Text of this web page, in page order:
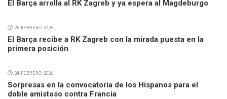
El Barça arrolla al RK Zagreb y ya espera al Magdeburgo
26 FEBRERO 2026
El Barça recibe a RK Zagreb con la mirada puesta en la
primera posición
24 FEBRERO 2026
Sorpresas en la convocatoria de los Hispanos para el
doble amistoso contra Francia